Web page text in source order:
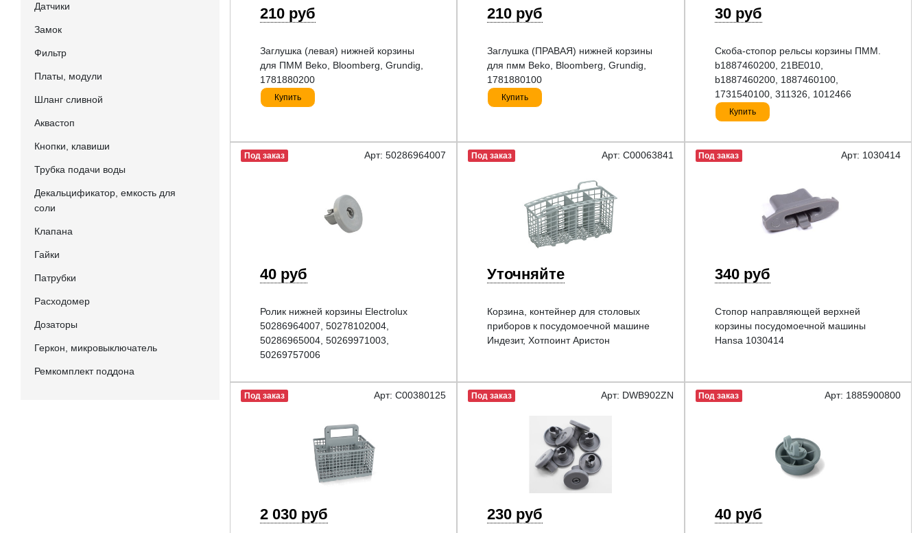
Датчики
Замок
Фильтр
Платы, модули
Шланг сливной
Аквастоп
Кнопки, клавиши
Трубка подачи воды
Декальцификатор, емкость для
соли
Клапана
Гайки
Патрубки
Расходомер
Дозаторы
Геркон, микровыключатель
Ремкомплект поддона
210 руб
Заглушка (левая) нижней корзины
для ПММ Beko, Bloomberg, Grundig,
1781880200
Купить
210 руб
Заглушка (ПРАВАЯ) нижней корзины
для пмм Beko, Bloomberg, Grundig,
1781880100
Купить
30 руб
Скоба-стопор рельсы корзины ПММ.
b1887460200, 21BE010,
b1887460200, 1887460100,
1731540100, 311326, 1012466
Купить
Под заказ Арт: 50286964007
40 руб
Ролик нижней корзины Electrolux
50286964007, 50278102004,
50286965004, 50269971003,
50269757006
Под заказ Арт: C00063841
Уточняйте
Корзина, контейнер для столовых
приборов к посудомоечной машине
Индезит, Хотпоинт Аристон
Под заказ Арт: 1030414
340 руб
Стопор направляющей верхней
корзины посудомоечной машины
Hansa 1030414
Под заказ Арт: C00380125
2 030 руб
Под заказ Арт: DWB902ZN
230 руб
Под заказ Арт: 1885900800
40 руб